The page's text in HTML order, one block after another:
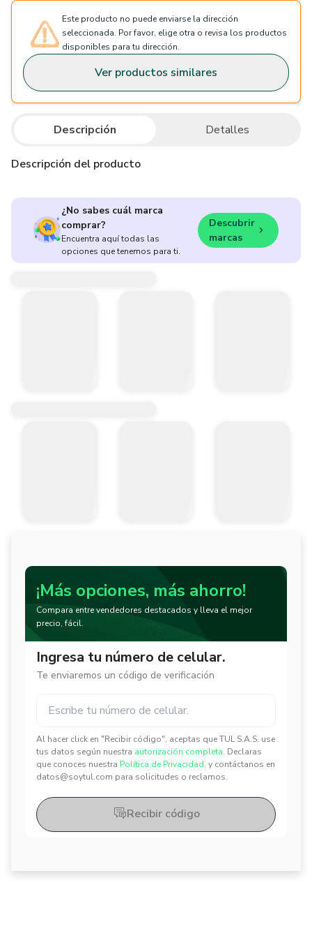
Este producto no puede enviarse la dirección
seleccionada. Por favor, elige otra o revisa los productos
disponibles para tu dirección.
Ver productos similares
Descripción Detalles
Descripción del producto
¿No sabes cuál marca
comprar?
Encuentra aquí todas las
opciones que tenemos para ti.
Descubrir
marcas
¡Más opciones, más ahorro!
Compara entre vendedores destacados y lleva el mejor
precio, fácil.
Ingresa tu número de celular.
Te enviaremos un código de verificación
Al hacer click en "Recibir código", aceptas que TUL S.A.S. use
tus datos según nuestra autorización completa. Declaras
que conoces nuestra Política de Privacidad. y contáctanos en
datos@soytul.com para solicitudes o reclamos.
✕
✕
Recibir código